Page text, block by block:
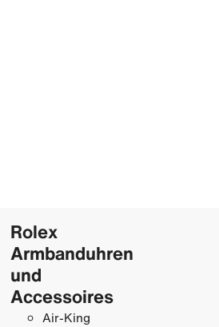
Rolex
Armbanduhren
und
Accessoires
Air-King